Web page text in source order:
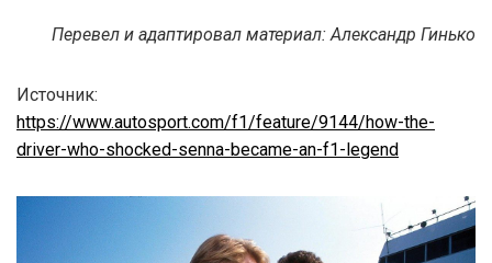
Перевел и адаптировал материал: Александр Гинько
Источник:
https://www.autosport.com/f1/feature/9144/how-the-
driver-who-shocked-senna-became-an-f1-legend